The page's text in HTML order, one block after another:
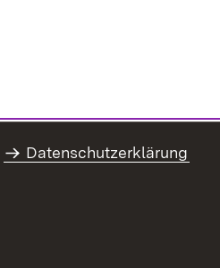
Datenschutzerklärung